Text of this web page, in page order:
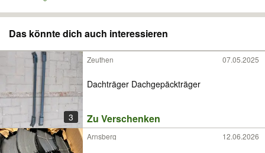
Das könnte dich auch interessieren
3
Zeuthen 07.05.2025
Dachträger Dachgepäckträger
Zu Verschenken
Arnsberg 12.06.2026